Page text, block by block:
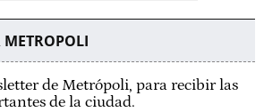
METROPOLI
de Metrópoli, para recibir las
de la ciudad.